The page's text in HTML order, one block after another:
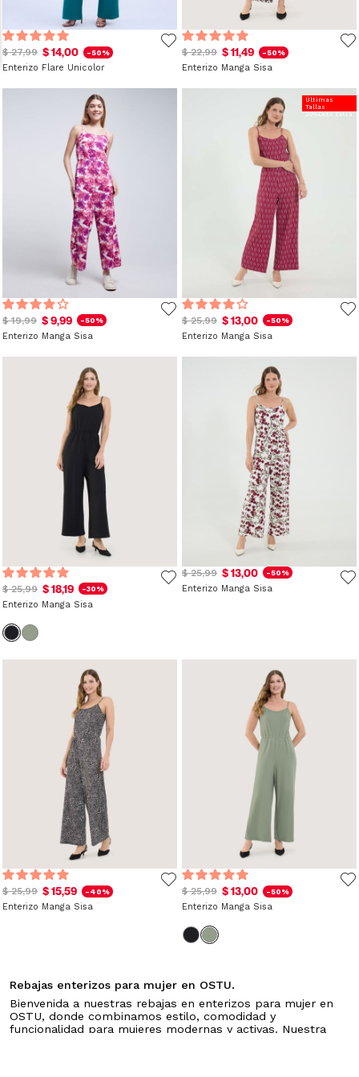
$ 27,99 $ 14,00 -50%
Enterizo Flare Unicolor
$ 22,99 $ 11,49 -50%
Enterizo Manga Sisa
$ 19,99 $ 9,99 -50%
Enterizo Manga Sisa
Últimas
Tallas
20%Dcto Extra
$ 25,99 $ 13,00 -50%
Enterizo Manga Sisa
$ 25,99 $ 18,19 -30%
Enterizo Manga Sisa
$ 25,99 $ 13,00 -50%
Enterizo Manga Sisa
$ 25,99 $ 15,59 -40%
Enterizo Manga Sisa
$ 25,99 $ 13,00 -50%
Enterizo Manga Sisa
Rebajas enterizos para mujer en OSTU.
Bienvenida a nuestras rebajas en enterizos para mujer en
OSTU, donde combinamos estilo, comodidad y
funcionalidad para mujeres modernas y activas. Nuestra